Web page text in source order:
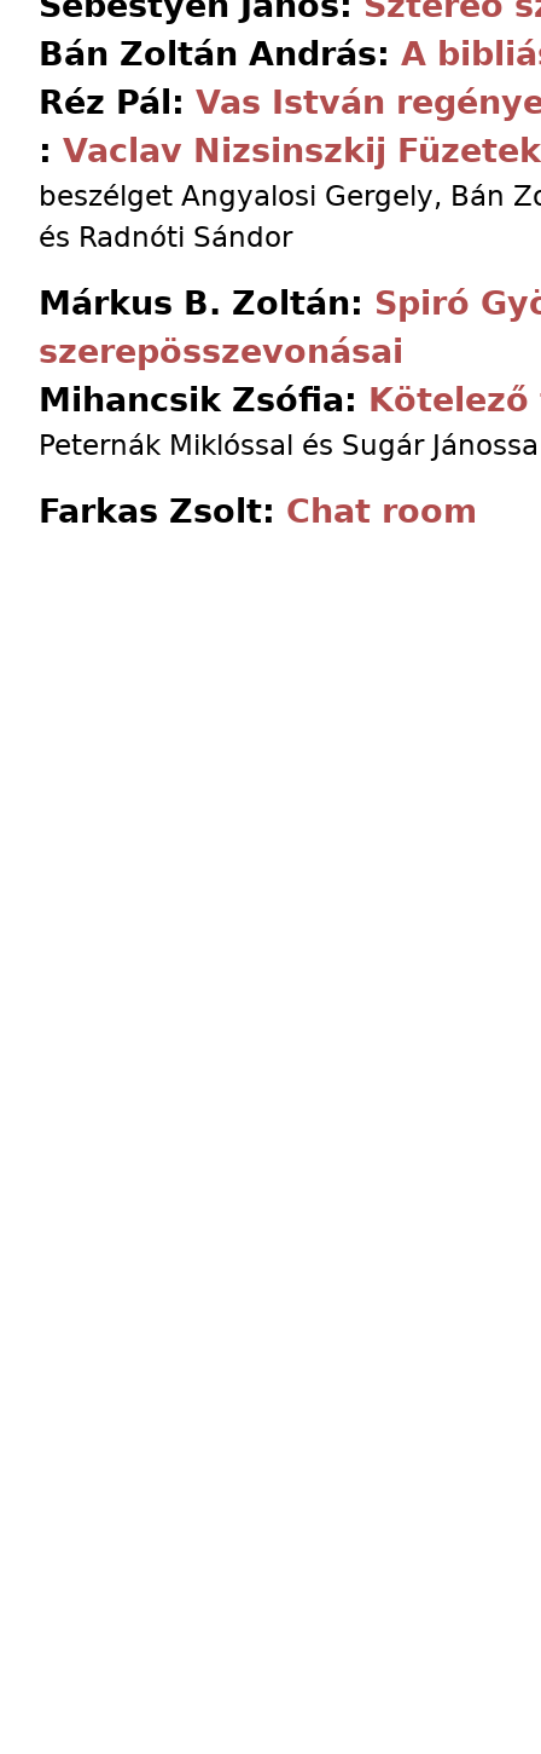
Bán Zoltán András: A
Réz Pál: Vas István
: Vaclav Nizsinszkij
beszélget Angyalosi Gergely, Bán
és Radnóti Sándor
Márkus B. Zoltán: Spiró
szerepösszevonásai
Mihancsik Zsófia: Kötelező
Peternák Miklóssal és Sugár
Farkas Zsolt: Chat room